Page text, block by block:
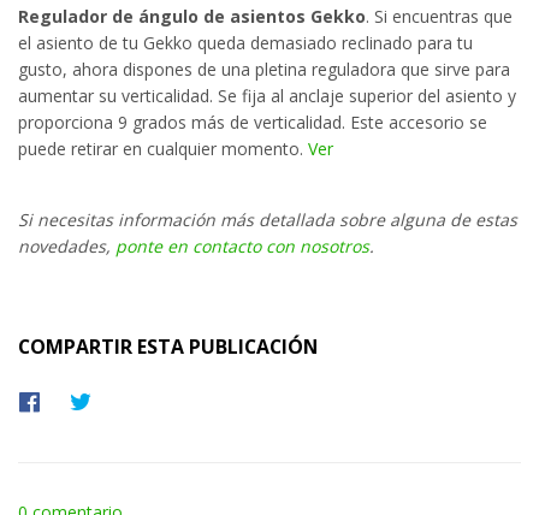
Regulador de ángulo de asientos Gekko. Si encuentras que
el asiento de tu Gekko queda demasiado reclinado para tu
gusto, ahora dispones de una pletina reguladora que sirve para
aumentar su verticalidad. Se fija al anclaje superior del asiento y
proporciona 9 grados más de verticalidad. Este accesorio se
puede retirar en cualquier momento. Ver
Si necesitas información más detallada sobre alguna de estas
novedades, ponte en contacto con nosotros.
COMPARTIR ESTA PUBLICACIÓN
Compartir